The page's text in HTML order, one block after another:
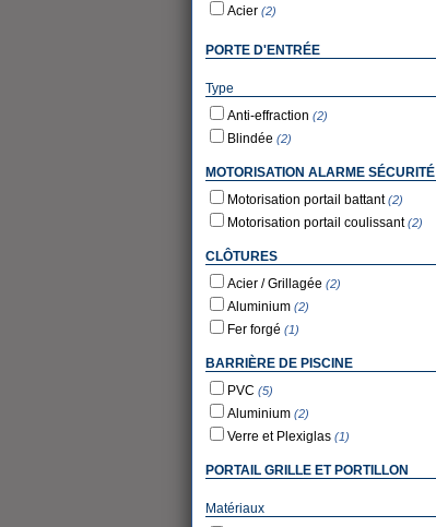
Acier (2)
PORTE D'ENTRÉE
Type
Anti-effraction (2)
Blindée (2)
MOTORISATION ALARME SÉCURITÉ
Motorisation portail battant(2)
Motorisation portail coulissant(2)
CLÔTURES
Acier / Grillagée (2)
Aluminium (2)
Fer forgé (1)
BARRIÈRE DE PISCINE
PVC (5)
Aluminium (2)
Verre et Plexiglas (1)
PORTAIL GRILLE ET PORTILLON
Matériaux